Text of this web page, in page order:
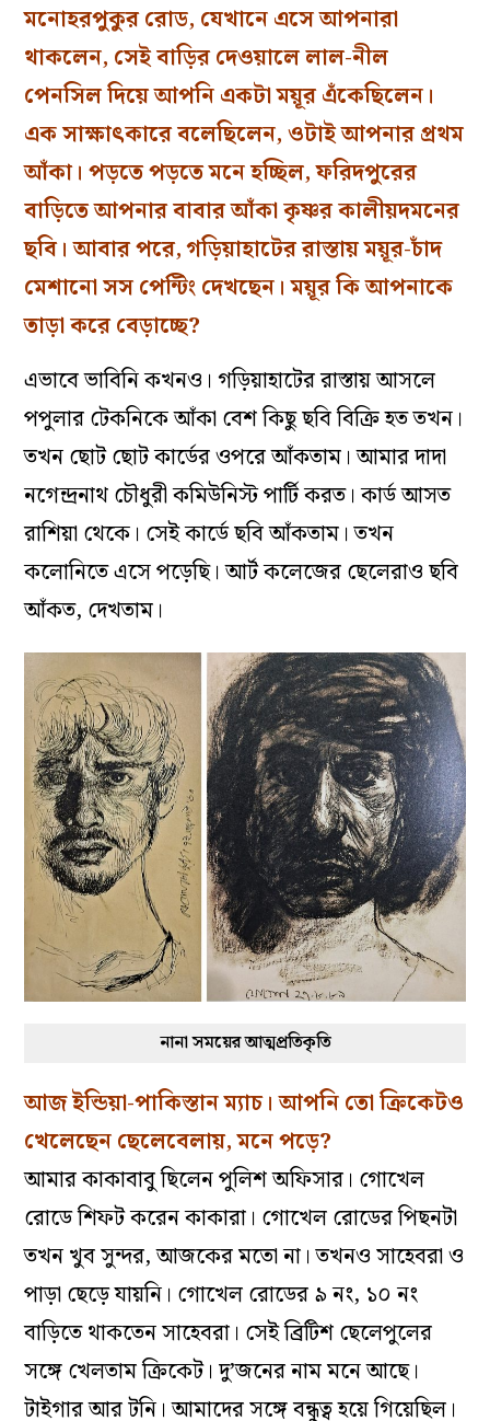
মনোহরপুকুর রোড, যেখানে এসে আপনারা
থাকলেন, সেই বাড়ির দেওয়ালে লাল-নীল
পেনসিল দিয়ে আপনি একটা ময়ূর এঁকেছিলেন।
এক সাক্ষাৎকারে বলেছিলেন, ওটাই আপনার প্রথম
আঁকা। পড়তে পড়তে মনে হচ্ছিল, ফরিদপুরের
বাড়িতে আপনার বাবার আঁকা কৃষ্ণর কালীয়দমনের
ছবি। আবার পরে, গড়িয়াহাটের রাস্তায় ময়ূর-চাঁদ
মেশানো সস পেন্টিং দেখছেন। ময়ূর কি আপনাকে
তাড়া করে বেড়াচ্ছে?
এভাবে ভাবিনি কখনও। গড়িয়াহাটের রাস্তায় আসলে
পপুলার টেকনিকে আঁকা বেশ কিছু ছবি বিক্রি হত তখন।
তখন ছোট ছোট কার্ডের ওপরে আঁকতাম। আমার দাদা
নগেন্দ্রনাথ চৌধুরী কমিউনিস্ট পার্টি করত। কার্ড আসত
রাশিয়া থেকে। সেই কার্ডে ছবি আঁকতাম। তখন
কলোনিতে এসে পড়েছি। আর্ট কলেজের ছেলেরাও ছবি
আঁকত, দেখতাম।
নানা সময়ের আত্মপ্রতিকৃতি
আজ ইন্ডিয়া-পাকিস্তান ম্যাচ। আপনি তো ক্রিকেটও
খেলেছেন ছেলেবেলায়, মনে পড়ে?
আমার কাকাবাবু ছিলেন পুলিশ অফিসার। গোখেল
রোডে শিফট করেন কাকারা। গোখেল রোডের পিছনটা
তখন খুব সুন্দর, আজকের মতো না। তখনও সাহেবরা ও
পাড়া ছেড়ে যায়নি। গোখেল রোডের ৯ নং, ১০ নং
বাড়িতে থাকতেন সাহেবরা। সেই ব্রিটিশ ছেলেপুলের
সঙ্গে খেলতাম ক্রিকেট। দু’জনের নাম মনে আছে।
টাইগার আর টনি। আমাদের সঙ্গে বন্ধুত্ব হয়ে গিয়েছিল।